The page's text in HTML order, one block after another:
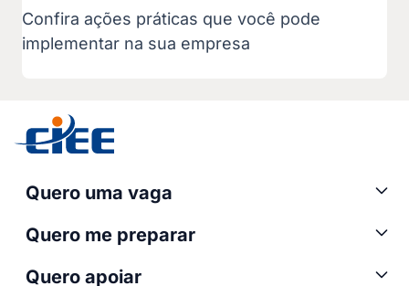
Confira ações práticas que você pode
implementar na sua empresa
Quero uma vaga
Quero me preparar
Quero apoiar